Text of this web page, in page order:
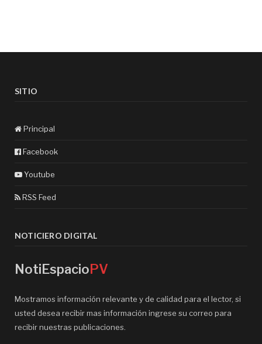
SITIO
Principal
Facebook
Youtube
RSS Feed
NOTICIERO DIGITAL
NotiEspacioPV
Mostramos información relevante y de calidad para el lector, si
usted desea recibir mas información ingrese su correo para
recibir nuestras publicaciones.